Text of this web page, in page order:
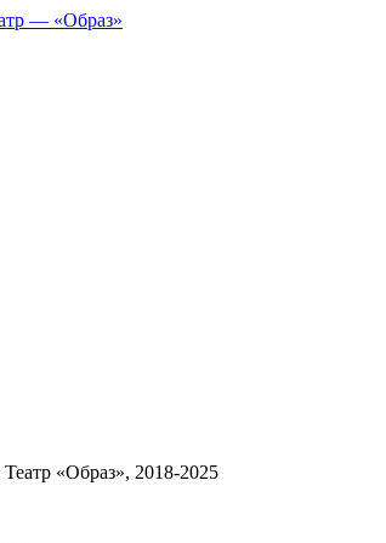
— «Образ»
«Образ», 2018-2025